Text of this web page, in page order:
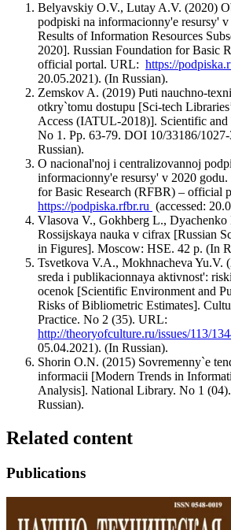
Belyavskiy O.V., Lutay A.V. (2020)
podpiski na informacionny'e resursy'
Results of Information Resources
2020]. Russian Foundation for Basic
official portal. URL: https://
20.05.2021). (In Russian).
Zemskov A. (2019) Puti nauchno-
otkry`tomu dostupu [Sci-tech
Access (IATUL-2018)]. Scientific and
No 1. Pp. 63-79. DOI 10/33186/
Russian).
O nacional'noj i centralizovannoj
informacionny'e resursy' v 2020
for Basic Research (RFBR) – official
https://podpiska.rfbr.ru (accessed:
Vlasova V., Gokhberg L., Dyachenko
Rossijskaya nauka v cifrax [Russian
in Figures]. Moscow: HSE. 42 p. (In
Tsvetkova V.A., Mokhnacheva Yu.V.
sreda i publikacionnaya aktivnost':
ocenok [Scientific Environment and
Risks of Bibliometric Estimates].
Practice. No 2 (35). URL:
http://theoryofculture.ru/issues/113/
05.04.2021). (In Russian).
Shorin O.N. (2015) Sovremenny`e
informacii [Modern Trends in
Analysis]. National Library. No 1
Russian).
Related content
Publications